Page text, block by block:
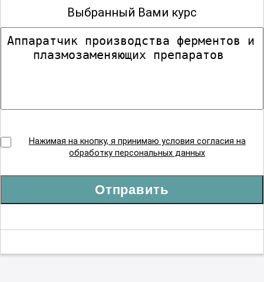
Выбранный Вами курс
Нажимая на кнопку, я принимаю условия согласия на
обработку персональных данных
Отправить